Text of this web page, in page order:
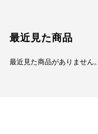
最近見た商品
最近見た商品がありません。